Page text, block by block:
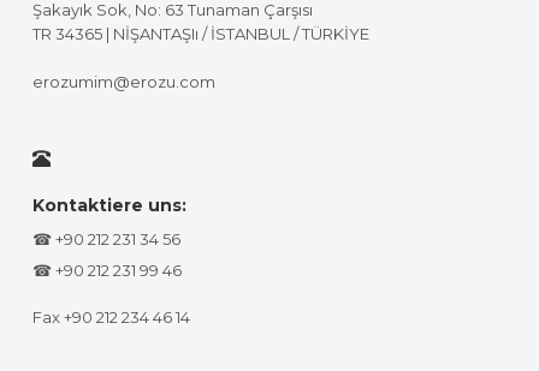
Şakayık Sok, No: 63 Tunaman Çarşısı
TR 34365 | NİŞANTAŞIı / İSTANBUL / TÜRKİYE
erozumim@erozu.com
Kontaktiere uns:
☎ +90 212 231 34 56
☎ +90 212 231 99 46
Fax +90 212 234 46 14